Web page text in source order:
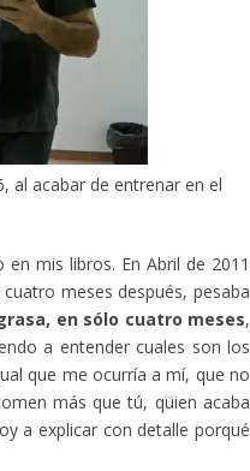
al acabar de entrenar en el
mis libros. En Abril de 2011
meses después, pesaba
en sólo cuatro meses,
a entender cuales son los
que me ocurría a mí, que no
más que tú, quien acaba
a explicar con detalle porqué